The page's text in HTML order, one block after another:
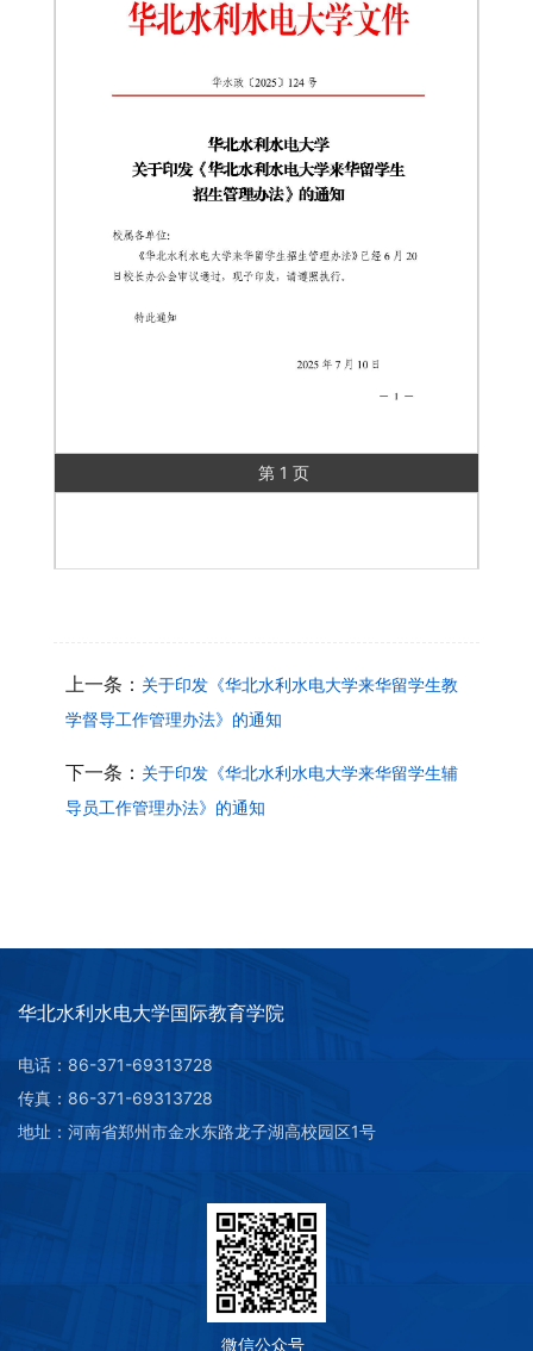
第 1 页
上一条： 关于印发《华北水利水电大学来华留学生教
学督导工作管理办法》的通知
下一条： 关于印发《华北水利水电大学来华留学生辅
导员工作管理办法》的通知
华北水利水电大学国际教育学院
电话：86-371-69313728
传真：86-371-69313728
地址：河南省郑州市金水东路龙子湖高校园区1号
微信公众号